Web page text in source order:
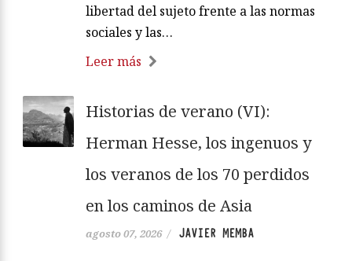
libertad del sujeto frente a las normas
sociales y las…
Leer más
Historias de verano (VI):
Herman Hesse, los ingenuos y
los veranos de los 70 perdidos
en los caminos de Asia
agosto 07, 2026 / JAVIER MEMBA